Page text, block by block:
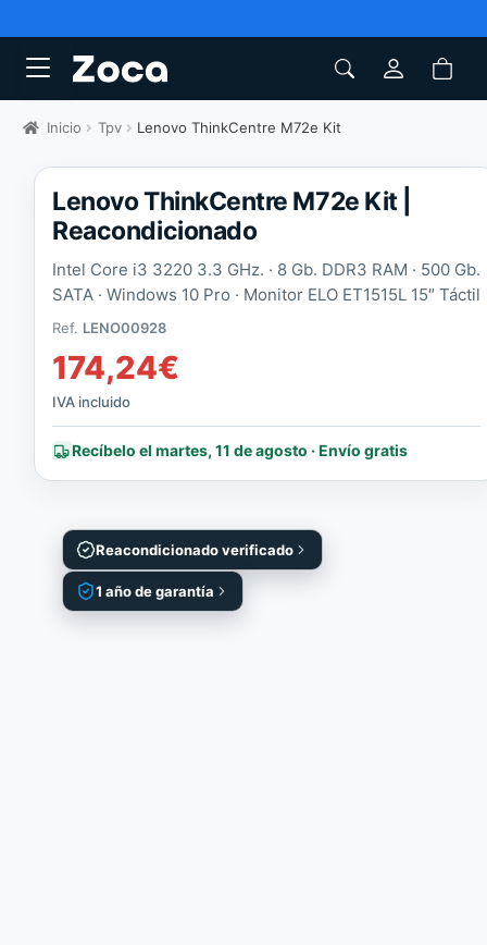
Inicio Tpv Lenovo ThinkCentre M72e Kit
Reacondicionado verificado
1 año de garantía
Lenovo ThinkCentre M72e Kit |
Reacondicionado
Intel Core i3 3220 3.3 GHz. · 8 Gb. DDR3 RAM · 500 Gb.
SATA · Windows 10 Pro · Monitor ELO ET1515L 15″ Táctil
Ref. LENO00928
174,24€
IVA incluido
Recíbelo el martes, 11 de agosto · Envío gratis